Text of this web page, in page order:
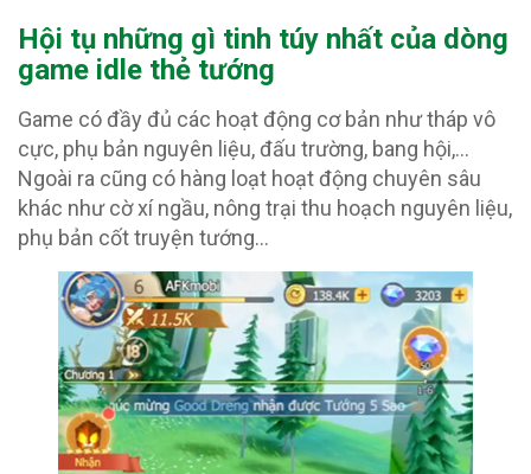
Hội tụ những gì tinh túy nhất của dòng
game idle thẻ tướng
Game có đầy đủ các hoạt động cơ bản như tháp vô
cực, phụ bản nguyên liệu, đấu trường, bang hội,…
Ngoài ra cũng có hàng loạt hoạt động chuyên sâu
khác như cờ xí ngầu, nông trại thu hoạch nguyên liệu,
phụ bản cốt truyện tướng…